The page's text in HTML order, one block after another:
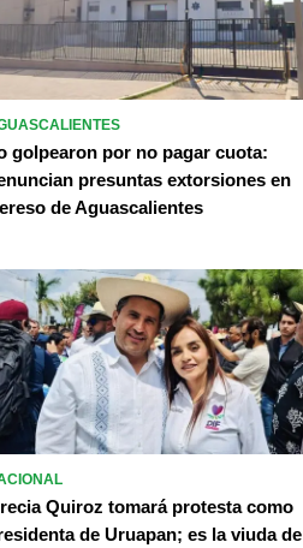
golpearon por no pagar cuota:
presuntas extorsiones en
de Aguascalientes
Quiroz tomará protesta como
de Uruapan; es la viuda de